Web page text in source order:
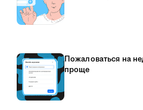
Пожаловаться на
проще